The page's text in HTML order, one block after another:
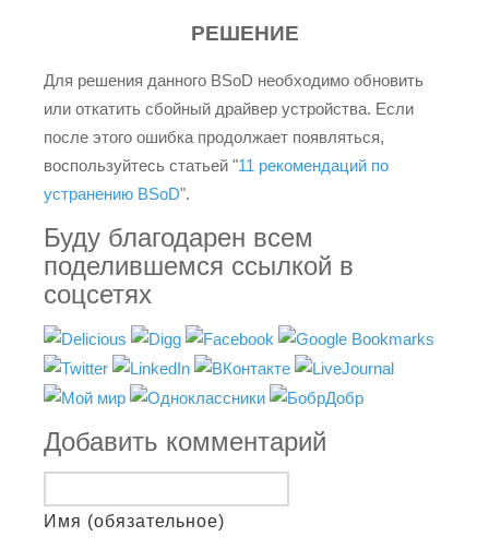
РЕШЕНИЕ
Для решения данного BSoD необходимо обновить
или откатить сбойный драйвер устройства. Если
после этого ошибка продолжает появляться,
воспользуйтесь статьей "11 рекомендаций по
устранению BSoD".
Буду благодарен всем
поделившемся ссылкой в
соцсетях
Добавить комментарий
Имя (обязательное)